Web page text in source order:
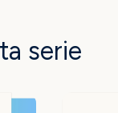
serie